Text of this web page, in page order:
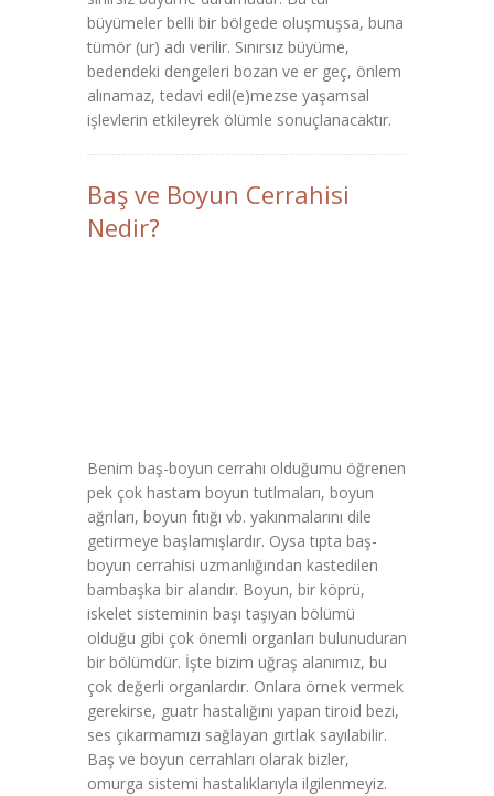
büyümeler belli bir bölgede oluşmuşsa, buna
tümör (ur) adı verilir. Sınırsız büyüme,
bedendeki dengeleri bozan ve er geç, önlem
alınamaz, tedavi edil(e)mezse yaşamsal
işlevlerin etkileyrek ölümle sonuçlanacaktır.
Baş ve Boyun Cerrahisi
Nedir?
Benim baş-boyun cerrahı olduğumu öğrenen
pek çok hastam boyun tutlmaları, boyun
ağrıları, boyun fıtığı vb. yakınmalarını dile
getirmeye başlamışlardır. Oysa tıpta baş-
boyun cerrahisi uzmanlığından kastedilen
bambaşka bir alandır. Boyun, bir köprü,
iskelet sisteminin başı taşıyan bölümü
olduğu gibi çok önemli organları bulunuduran
bir bölümdür. İşte bizim uğraş alanımız, bu
çok değerli organlardır. Onlara örnek vermek
gerekirse, guatr hastalığını yapan tiroid bezi,
ses çıkarmamızı sağlayan gırtlak sayılabilir.
Baş ve boyun cerrahları olarak bizler,
omurga sistemi hastalıklarıyla ilgilenmeyiz.